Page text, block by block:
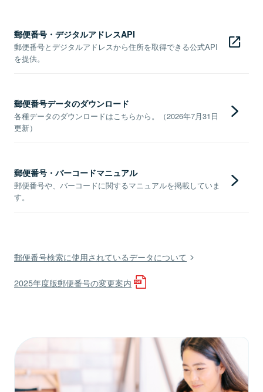
郵便番号・デジタルアドレスAPI
郵便番号とデジタルアドレスから住所を取得できる公式API
を提供。
郵便番号データのダウンロード
各種データのダウンロードはこちらから。（2026年7月31日
更新）
郵便番号・バーコードマニュアル
郵便番号や、バーコードに関するマニュアルを掲載していま
す。
郵便番号検索に使用されているデータについて
2025年度版郵便番号の変更案内